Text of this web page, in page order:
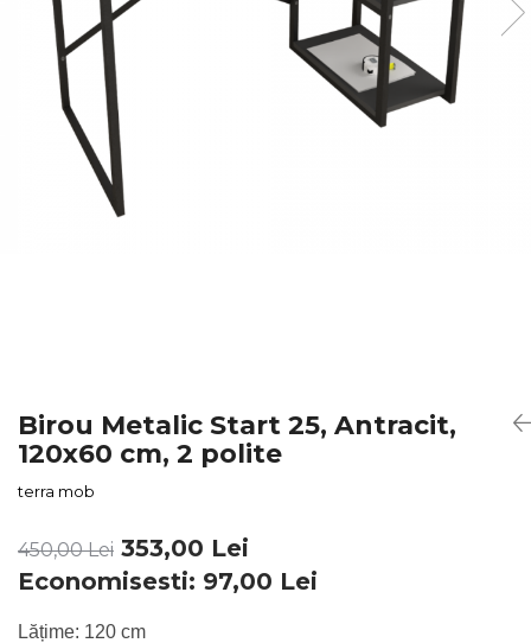
Birou Metalic Start 25, Antracit,
120x60 cm, 2 polite
terra mob
450,00 Lei 353,00 Lei
Economisesti: 97,00 Lei
Lățime: 120 cm